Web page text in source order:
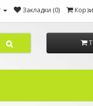
Закладки (0)